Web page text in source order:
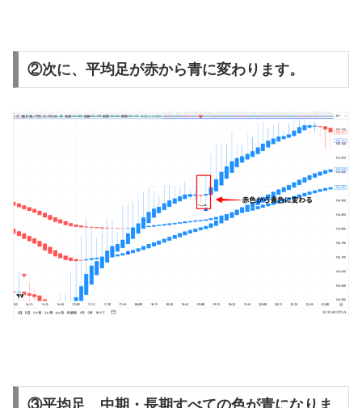
②次に、平均足が赤から青に変わります。
③平均足、中期・長期すべての色が青になりま